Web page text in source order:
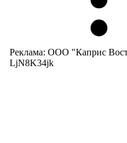
Реклама: ООО "Каприс
LjN8K34jk